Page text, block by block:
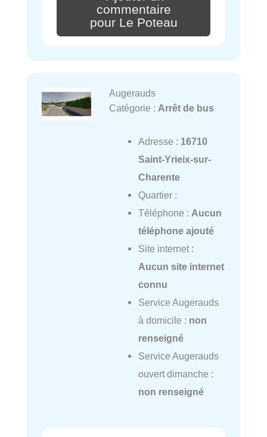
commentaire
pour Le Poteau
Augerauds
Catégorie : Arrêt de bus
Adresse : 16710
Saint-Yrieix-sur-
Charente
Quartier :
Téléphone : Aucun
téléphone ajouté
Site internet :
Aucun site internet
connu
Service Augerauds
à domicile : non
renseigné
Service Augerauds
ouvert dimanche :
non renseigné